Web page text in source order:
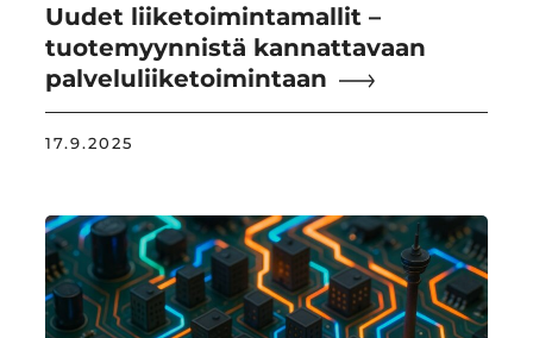
Uudet liiketoimintamallit –
tuotemyynnistä kannattavaan
palveluliiketoimintaan
17.9.2025